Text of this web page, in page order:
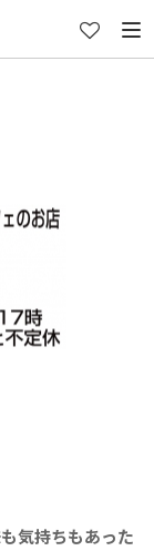
気持ちもあった